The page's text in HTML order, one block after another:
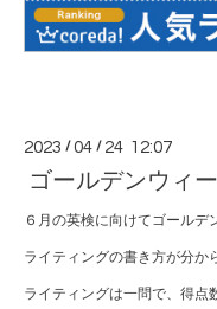
2023 /04 / 24 12:07
ゴールデンウィ
６月の英検に向けてゴールデ
ライティングの書き方が分か
ライティングは一問で、得点